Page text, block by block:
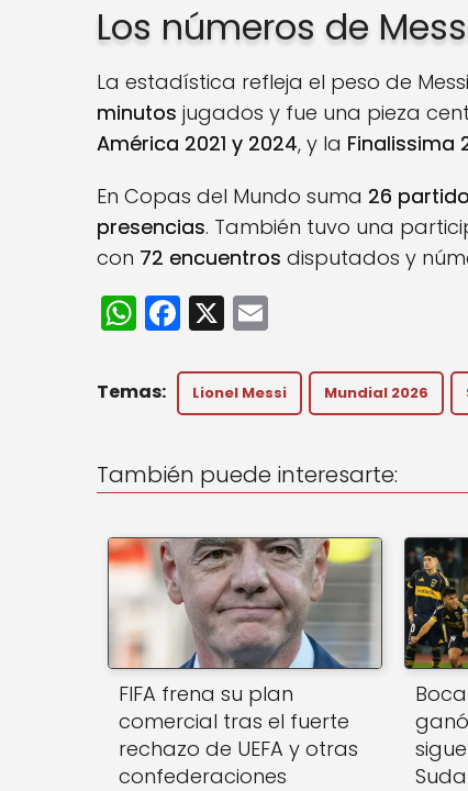
Los números de
La estadística refleja el peso de
minutos jugados y fue una pieza
América 2021 y 2024, y la Finalissima
En Copas del Mundo suma 26
presencias. También tuvo una
con 72 encuentros disputados y
W
h
a
A
p
F
a
c
e
o
k
X
ai
l
Lionel Messi Mundial 2026
También puede interesarte:
FIFA frena su plan
comercial tras el fuerte
rechazo de UEFA y otras
confederaciones